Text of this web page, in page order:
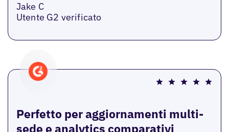
Jake C
Utente G2 verificato
Perfetto per aggiornamenti multi-
sede e analytics comparativi